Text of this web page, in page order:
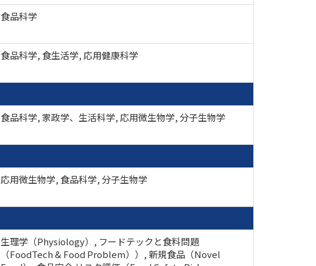
食品科学
食品科学, 食生活学, 応用健康科学
食品科学, 家政学、生活科学, 応用微生物学, 分子生物学
応用微生物学, 食品科学, 分子生物学
生理学（Physiology）, フードテックと食料問題
（FoodTech & Food Problem））, 新規食品（Novel